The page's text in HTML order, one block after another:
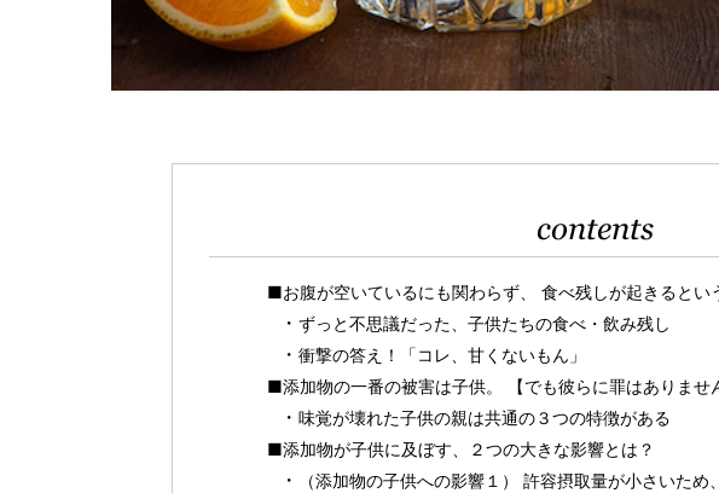
contents
■お腹が空いているにも関わらず、 食べ残しが起きるとい
ずっと不思議だった、子供たちの食べ・飲み残し
衝撃の答え！「コレ、甘くないもん」
■添加物の一番の被害は子供。 【でも彼らに罪はありませ
味覚が壊れた子供の親は共通の３つの特徴がある
■添加物が子供に及ぼす、２つの大きな影響とは？
（添加物の子供への影響１） 許容摂取量が小さいた